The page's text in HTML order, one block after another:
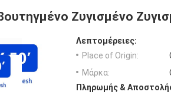
Ζυγισμένο
Λεπτομέρειες:
Place of Origin:
Μάρκα:
Πληρωμής &